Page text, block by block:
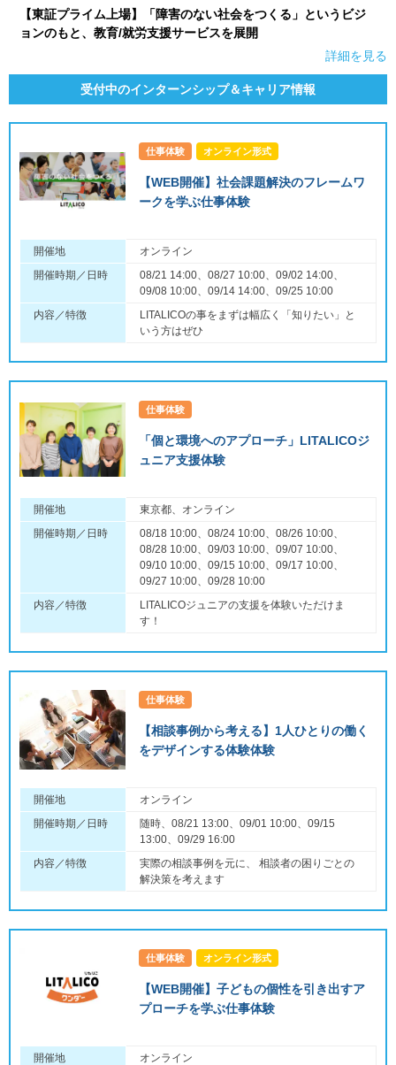
【東証プライム上場】「障害のない社会をつくる」というビジ
ョンのもと、教育/就労支援サービスを展開
詳細を見る
受付中のインターンシップ＆キャリア情報
仕事体験 オンライン形式
【WEB開催】社会課題解決のフレームワ
ークを学ぶ仕事体験
開催地
オンライン
開催時期／日時
08/21 14:00、08/27 10:00、09/02 14:00、
09/08 10:00、09/14 14:00、09/25 10:00
内容／特徴
LITALICOの事をまずは幅広く「知りたい」と
いう方はぜひ
仕事体験
「個と環境へのアプローチ」LITALICOジ
ュニア支援体験
開催地
東京都、オンライン
開催時期／日時
08/18 10:00、08/24 10:00、08/26 10:00、
08/28 10:00、09/03 10:00、09/07 10:00、
09/10 10:00、09/15 10:00、09/17 10:00、
09/27 10:00、09/28 10:00
内容／特徴
LITALICOジュニアの支援を体験いただけま
す！
仕事体験
【相談事例から考える】1人ひとりの働く
をデザインする体験体験
開催地
オンライン
開催時期／日時
随時、08/21 13:00、09/01 10:00、09/15
13:00、09/29 16:00
内容／特徴
実際の相談事例を元に、 相談者の困りごとの
解決策を考えます
仕事体験 オンライン形式
【WEB開催】子どもの個性を引き出すア
プローチを学ぶ仕事体験
開催地
オンライン